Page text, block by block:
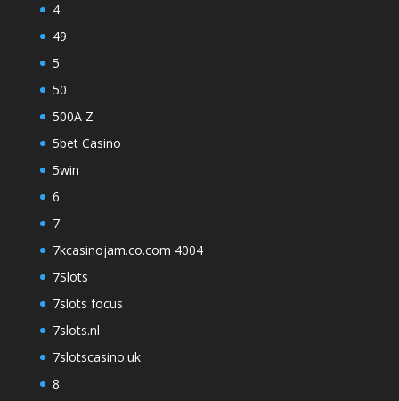
4
49
5
50
500A Z
5bet Casino
5win
6
7
7kcasinojam.co.com 4004
7Slots
7slots focus
7slots.nl
7slotscasino.uk
8